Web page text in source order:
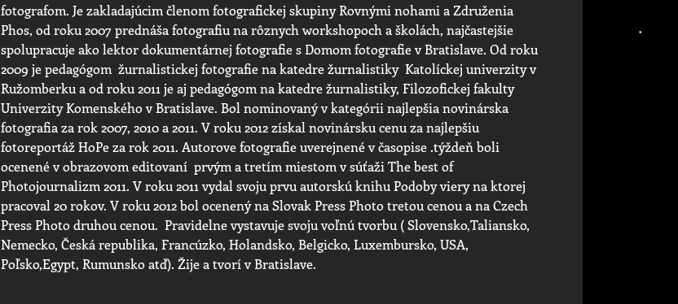
fotografom. Je zakladajúcim členom fotografickej skupiny Rovnými nohami a Združenia
Phos, od roku 2007 prednáša fotografiu na rôznych workshopoch a školách, najčastejšie
spolupracuje ako lektor dokumentárnej fotografie s Domom fotografie v Bratislave. Od roku
2009 je pedagógom žurnalistickej fotografie na katedre žurnalistiky Katolíckej univerzity v
Ružomberku a od roku 2011 je aj pedagógom na katedre žurnalistiky, Filozofickej fakulty
Univerzity Komenského v Bratislave. Bol nominovaný v kategórii najlepšia novinárska
fotografia za rok 2007, 2010 a 2011. V roku 2012 získal novinársku cenu za najlepšiu
fotoreportáž HoPe za rok 2011. Autorove fotografie uverejnené v časopise .týždeň boli
ocenené v obrazovom editovaní prvým a tretím miestom v súťaži The best of
Photojournalizm 2011. V roku 2011 vydal svoju prvu autorskú knihu Podoby viery na ktorej
pracoval 20 rokov. V roku 2012 bol ocenený na Slovak Press Photo tretou cenou a na Czech
Press Photo druhou cenou. Pravidelne vystavuje svoju voľnú tvorbu ( Slovensko,Taliansko,
Nemecko, Česká republika, Francúzko, Holandsko, Belgicko, Luxembursko, USA,
Poľsko,Egypt, Rumunsko atď). Žije a tvorí v Bratislave.